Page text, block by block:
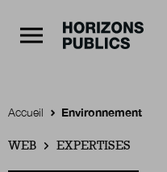
Accueil
Accueil Environnement
WEB EXPERTISES